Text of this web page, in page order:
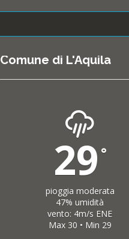
Comune di L'Aquila
29 °
pioggia moderata
47% umidità
vento: 4m/s ENE
Max 30 • Min 29